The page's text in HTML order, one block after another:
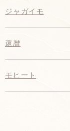
ジャガイモ
還暦
モヒート